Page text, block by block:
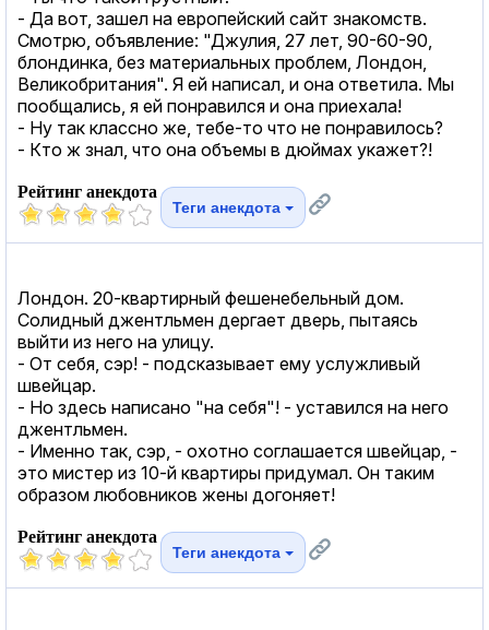
- Да вот, зашел на европейский сайт знакомств.
Смотрю, объявление: "Джулия, 27 лет, 90-60-90,
блондинка, без материальных проблем, Лондон,
Великобритания". Я ей написал, и она ответила. Мы
пообщались, я ей понравился и она приехала!
- Ну так классно же, тебе-то что не понравилось?
- Кто ж знал, что она объемы в дюймах укажет?!
Рейтинг анекдота
Теги анекдота
Лондон. 20-квартирный фешенебельный дом.
Солидный джентльмен дергает дверь, пытаясь
выйти из него на улицу.
- От себя, сэр! - подсказывает ему услужливый
швейцар.
- Но здесь написано "на себя"! - уставился на него
джентльмен.
- Именно так, сэр, - охотно соглашается швейцар, -
это мистер из 10-й квартиры придумал. Он таким
образом любовников жены догоняет!
Рейтинг анекдота
Теги анекдота